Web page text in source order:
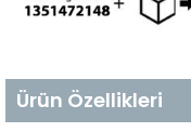
Ürün Özellikleri